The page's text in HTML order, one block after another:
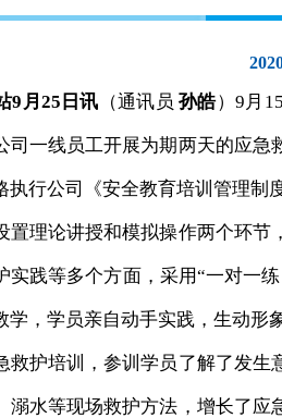
月25日讯 （通讯员孙皓）9月
司一线员工开展为期两天的应
执行公司《安全教育培训管理制
理论讲授和模拟操作两个环节
实践等多个方面，采用“一对一
学，学员亲自动手实践，生动形
护培训，参训学员了解了发生
溺水等现场救护方法，增长了